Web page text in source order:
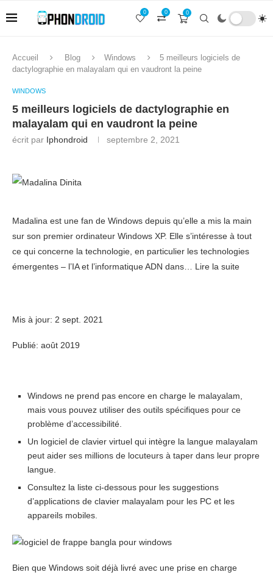
0
0
0
Accueil Blog Windows
5 meilleurs logiciels de
dactylographie en malayalam qui en vaudront la peine
WINDOWS
5 meilleurs logiciels de dactylographie en
malayalam qui en vaudront la peine
écrit par Iphondroid septembre 2, 2021
Madalina est une fan de Windows depuis qu’elle a mis la main
sur son premier ordinateur Windows XP. Elle s’intéresse à tout
ce qui concerne la technologie, en particulier les technologies
émergentes – l’IA et l’informatique ADN dans… Lire la suite
Mis à jour: 2 sept. 2021
Publié: août 2019
Windows ne prend pas encore en charge le malayalam,
mais vous pouvez utiliser des outils spécifiques pour ce
problème d’accessibilité.
Un logiciel de clavier virtuel qui intègre la langue malayalam
peut aider ses millions de locuteurs à taper dans leur propre
langue.
Consultez la liste ci-dessous pour les suggestions
d’applications de clavier malayalam pour les PC et les
appareils mobiles.
Bien que Windows soit déjà livré avec une prise en charge